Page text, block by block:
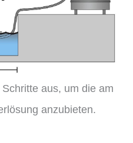
aus, um die am
anzubieten.